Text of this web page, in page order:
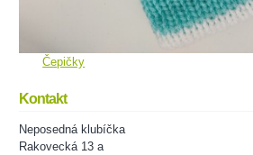
Čepičky
Kontakt
Neposedná klubíčka
Rakovecká 13 a